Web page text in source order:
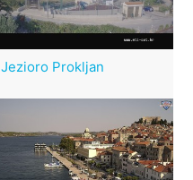
Jezioro Prokljan